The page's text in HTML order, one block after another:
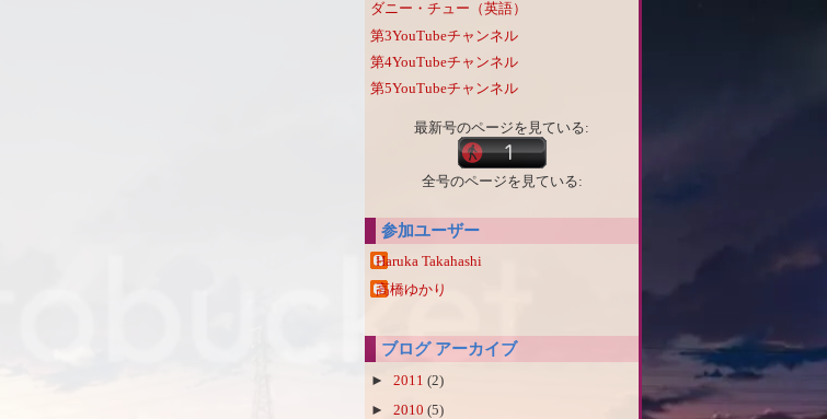
ダニー・チュー（英語）
第3YouTubeチャンネル
第4YouTubeチャンネル
第5YouTubeチャンネル
最新号のページを見ている:
全号のページを見ている:
参加ユーザー
Haruka Takahashi
高橋ゆかり
ブログ アーカイブ
► 2011 (2)
► 2010 (5)